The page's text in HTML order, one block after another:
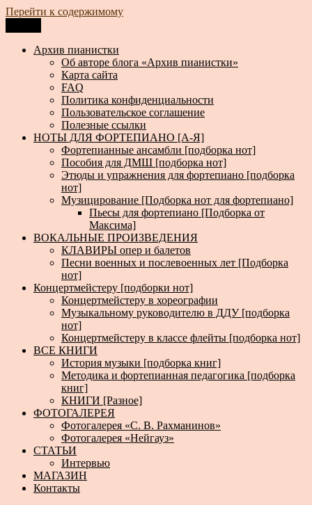
Перейти к содержимому
Архив пианистки
Всё для пианистов: ноты, книги, музыка, статьи…
Архив пианистки
Об авторе блога «Архив пианистки»
Карта сайта
FAQ
Политика конфиденциальности
Пользовательское соглашение
Полезные ссылки
НОТЫ ДЛЯ ФОРТЕПИАНО [А-Я]
Фортепианные ансамбли [подборка нот]
Пособия для ДМШ [подборка нот]
Этюды и упражнения для фортепиано [подборка
нот]
Музицирование [Подборка нот для фортепиано]
Пьесы для фортепиано [Подборка от
Максима]
ВОКАЛЬНЫЕ ПРОИЗВЕДЕНИЯ
КЛАВИРЫ опер и балетов
Песни военных и послевоенных лет [Подборка
нот]
Концертмейстеру [подборки нот]
Концертмейстеру в хореографии
Музыкальному руководителю в ДДУ [подборка
нот]
Концертмейстеру в классе флейты [подборка нот]
ВСЕ КНИГИ
История музыки [подборка книг]
Методика и фортепианная педагогика [подборка
книг]
КНИГИ [Разное]
ФОТОГАЛЕРЕЯ
Фотогалерея «С. В. Рахманинов»
Фотогалерея «Нейгауз»
СТАТЬИ
Интервью
МАГАЗИН
Контакты